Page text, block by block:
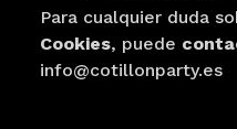
Para cualquier duda
Cookies, puede
info@cotillonparty.es